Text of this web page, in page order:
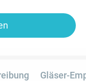
Gläser-